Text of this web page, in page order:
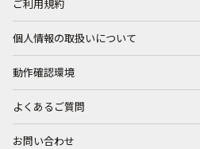
ご利用規約
個人情報の取扱いについて
動作確認環境
よくあるご質問
お問い合わせ